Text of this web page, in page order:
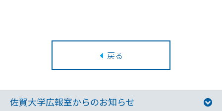
戻る
佐賀大学広報室からのお知らせ